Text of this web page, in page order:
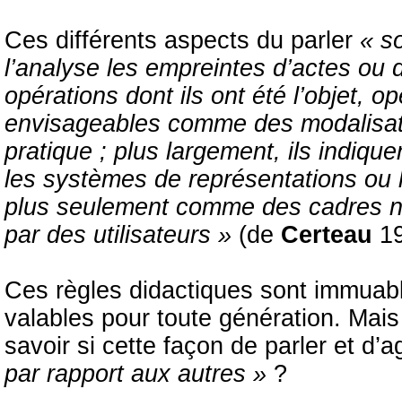
Ces différents aspects du parler «
l’analyse les empreintes d’actes
opérations dont ils ont été l’objet,
envisageables comme des
pratique ; plus largement, ils
les systèmes de représentations ou
plus seulement comme des cadres
par des utilisateurs » (de Certeau
Ces règles didactiques sont
valables pour toute génération.
savoir si cette façon de parler et
par rapport aux autres » ?